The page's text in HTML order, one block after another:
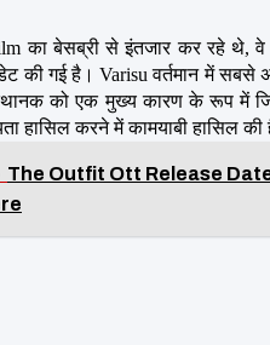
का बेसब्री से इंतजार कर रहे थे,
की गई है। Varisu वर्तमान में
को एक मुख्य कारण के रूप में
हासिल करने में कामयाबी हासिल
The Outfit Ott Release